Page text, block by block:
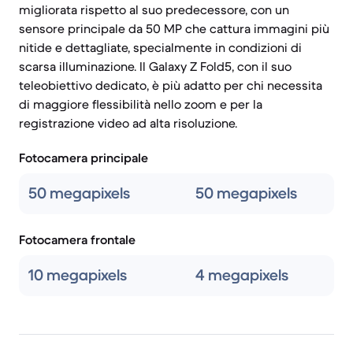
migliorata rispetto al suo predecessore, con un
sensore principale da 50 MP che cattura immagini più
nitide e dettagliate, specialmente in condizioni di
scarsa illuminazione. Il Galaxy Z Fold5, con il suo
teleobiettivo dedicato, è più adatto per chi necessita
di maggiore flessibilità nello zoom e per la
registrazione video ad alta risoluzione.
Fotocamera principale
50 megapixels 50 megapixels
Fotocamera frontale
10 megapixels 4 megapixels